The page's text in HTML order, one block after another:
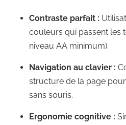
Contraste parfait :
couleurs qui passent les
niveau AA minimum).
Navigation au clavier :
structure de la page
sans souris.
Ergonomie cognitive :